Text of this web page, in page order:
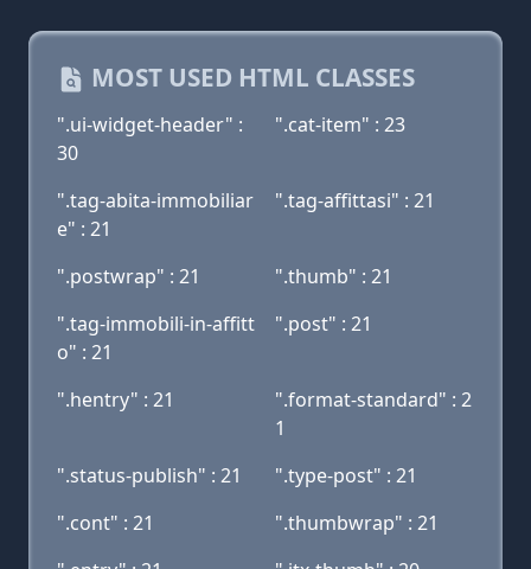
MOST USED HTML CLASSES
".ui-widget-header" :
30
".cat-item" : 23
".tag-abita-immobiliar
e" : 21
".tag-affittasi" : 21
".postwrap" : 21
".thumb" : 21
".tag-immobili-in-affitt
o" : 21
".post" : 21
".hentry" : 21
".format-standard" : 2
1
".status-publish" : 21
".type-post" : 21
".cont" : 21
".thumbwrap" : 21